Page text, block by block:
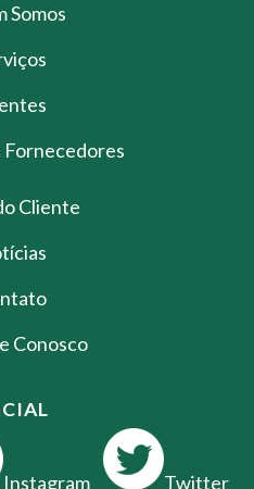
Somos
Fornecedores
Cliente
Conosco
Instagram Twitter